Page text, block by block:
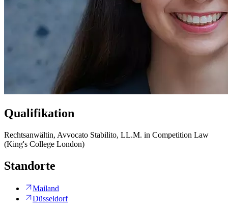
Qualifikation
Rechtsanwältin, Avvocato Stabilito, LL.M. in Competition Law
(King's College London)
Standorte
Mailand
Düsseldorf